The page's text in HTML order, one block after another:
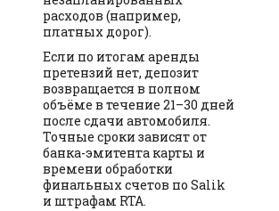
расходов (например,
платных дорог).
Если по итогам аренды
претензий нет, депозит
возвращается в полном
объёме в течение 21–30 дней
после сдачи автомобиля.
Точные сроки зависят от
банка-эмитента карты и
времени обработки
финальных счетов по Salik
и штрафам RTA.